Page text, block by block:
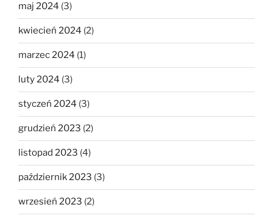
maj 2024 (3)
kwiecień 2024 (2)
marzec 2024 (1)
luty 2024 (3)
styczeń 2024 (3)
grudzień 2023 (2)
listopad 2023 (4)
październik 2023 (3)
wrzesień 2023 (2)